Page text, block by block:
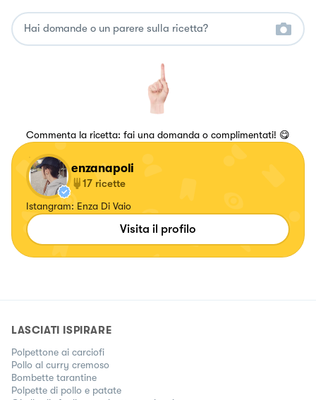
Commenta la ricetta: fai una domanda o complimentati! 😋
enzanapoli
17 ricette
Istangram: Enza Di Vaio
Visita il profilo
LASCIATI ISPIRARE
Polpettone ai carciofi
Pollo al curry cremoso
Bombette tarantine
Polpette di pollo e patate